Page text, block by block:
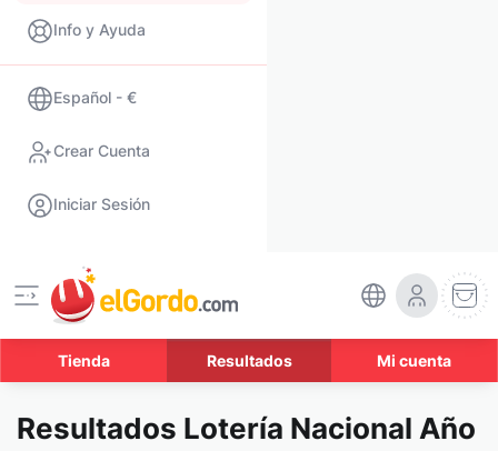
Info y Ayuda
Español - €
Crear Cuenta
Iniciar Sesión
Tienda Resultados Mi cuenta
Resultados Lotería Nacional Año